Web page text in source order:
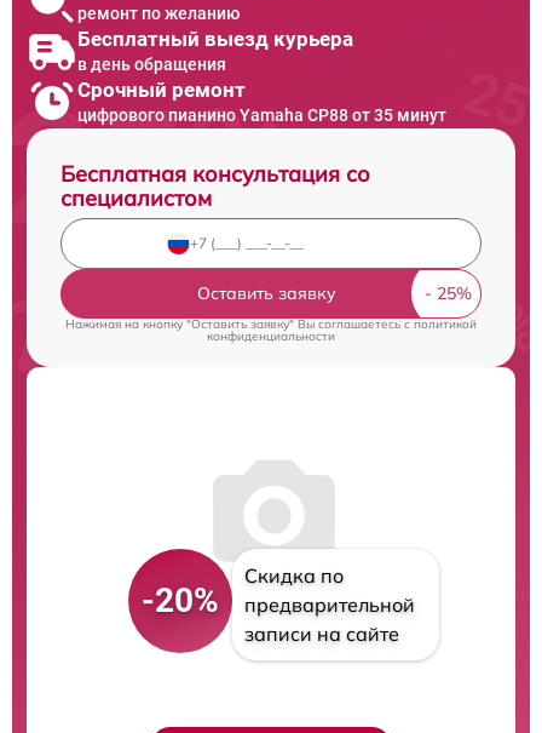
ремонт по желанию
Бесплатный выезд курьера
в день обращения
Срочный ремонт
цифрового пианино Yamaha CP88 от 35 минут
Бесплатная консультация со
специалистом
Оставить заявку
Нажимая на кнопку "Оставить заявку" Вы соглашаетесь cполитикой
конфиденциальности
-20%
Скидка по
предварительной
записи на сайте